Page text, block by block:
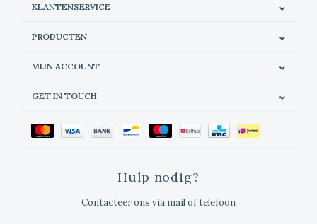
KLANTENSERVICE
PRODUCTEN
MIJN ACCOUNT
GET IN TOUCH
Hulp nodig?
Contacteer ons via mail of telefoon